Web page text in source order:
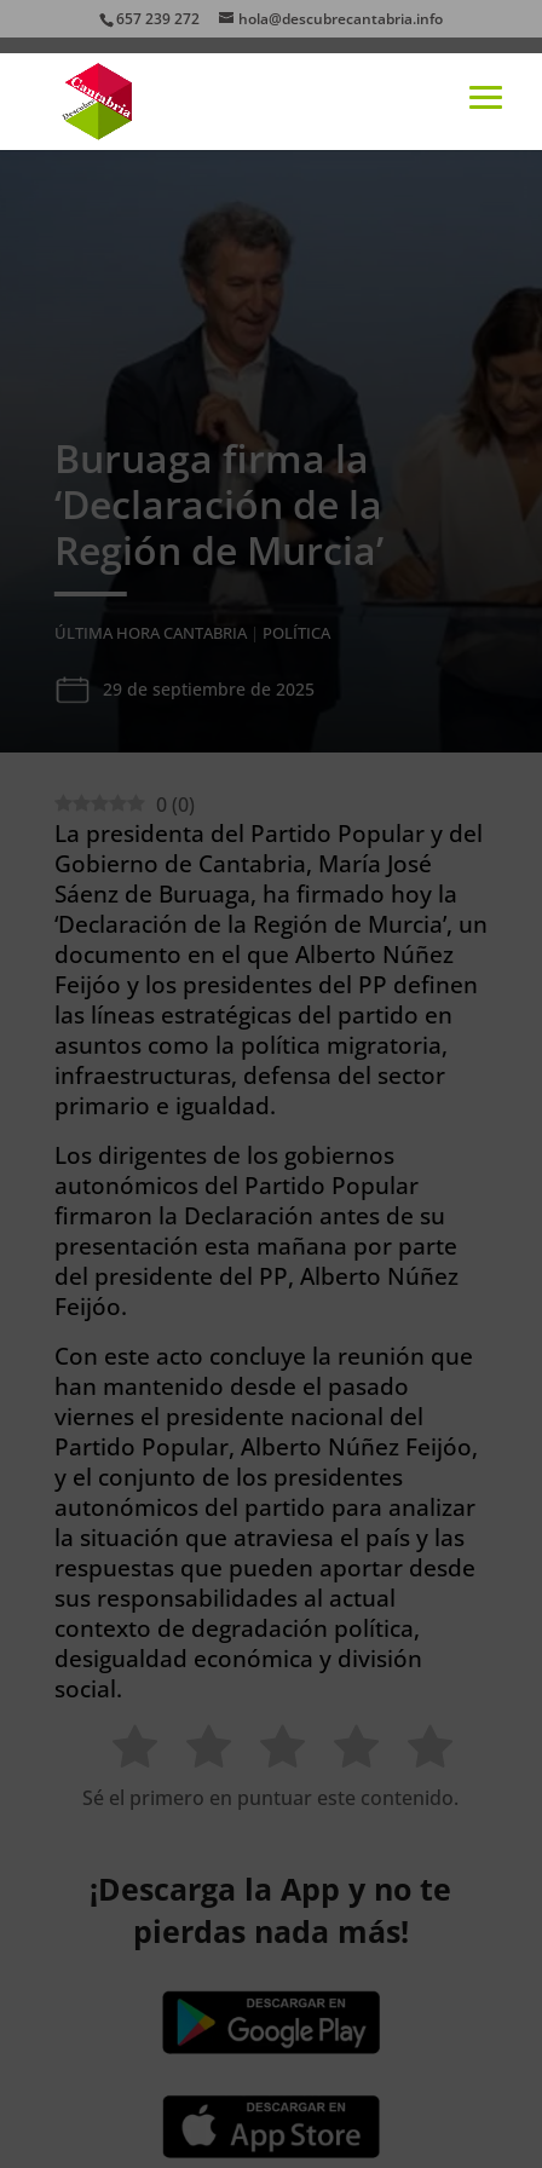
657 239 272 hola@descubrecantabria.info
Buruaga firma la
‘Declaración de la
Región de Murcia’
ÚLTIMA HORA CANTABRIA| POLÍTICA
29 de septiembre de 2025
0 (0)
La presidenta del Partido Popular y del
Gobierno de Cantabria, María José
Sáenz de Buruaga, ha firmado hoy la
‘Declaración de la Región de Murcia’, un
documento en el que Alberto Núñez
Feijóo y los presidentes del PP definen
las líneas estratégicas del partido en
asuntos como la política migratoria,
infraestructuras, defensa del sector
primario e igualdad.
Los dirigentes de los gobiernos
autonómicos del Partido Popular
firmaron la Declaración antes de su
presentación esta mañana por parte
del presidente del PP, Alberto Núñez
Feijóo.
Con este acto concluye la reunión que
han mantenido desde el pasado
viernes el presidente nacional del
Partido Popular, Alberto Núñez Feijóo,
y el conjunto de los presidentes
autonómicos del partido para analizar
la situación que atraviesa el país y las
respuestas que pueden aportar desde
sus responsabilidades al actual
contexto de degradación política,
desigualdad económica y división
social.
Sé el primero en puntuar este contenido.
¡Descarga la App y no te
pierdas nada más!